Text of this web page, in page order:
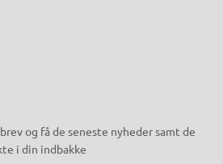
og få de seneste nyheder samt de
i din indbakke